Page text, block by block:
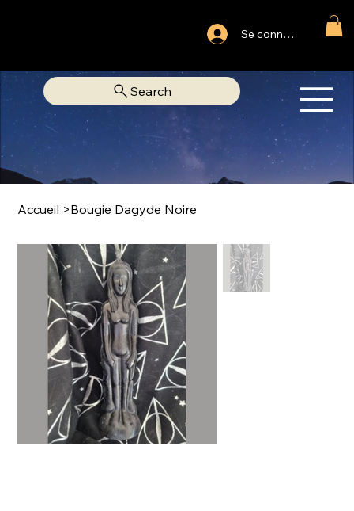
Se connecter
Accueil >Bougie Dagyde Noire
LIBRAIRIE SPIRITUELLESearch